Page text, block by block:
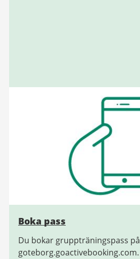
Boka pass
Du bokar gruppträningspass på
goteborg.goactivebooking.com.